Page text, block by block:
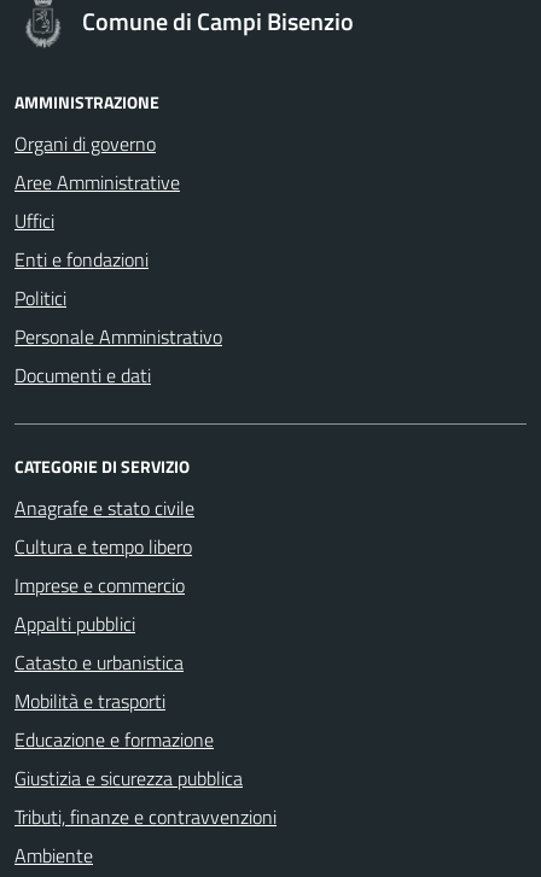
Comune di Campi Bisenzio
AMMINISTRAZIONE
Organi di governo
Aree Amministrative
Uffici
Enti e fondazioni
Politici
Personale Amministrativo
Documenti e dati
CATEGORIE DI SERVIZIO
Anagrafe e stato civile
Cultura e tempo libero
Imprese e commercio
Appalti pubblici
Catasto e urbanistica
Mobilità e trasporti
Educazione e formazione
Giustizia e sicurezza pubblica
Tributi, finanze e contravvenzioni
Ambiente